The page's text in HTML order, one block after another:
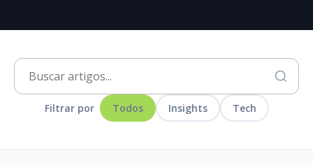
Filtrar por Todos Insights Tech